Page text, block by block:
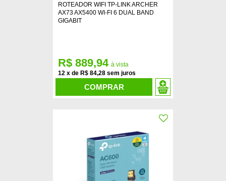
ROTEADOR WIFI TP-LINK ARCHER
AX73 AX5400 WI-FI 6 DUAL BAND
GIGABIT
12 x de R$ 84,28
R$ 889,94
COMPRAR